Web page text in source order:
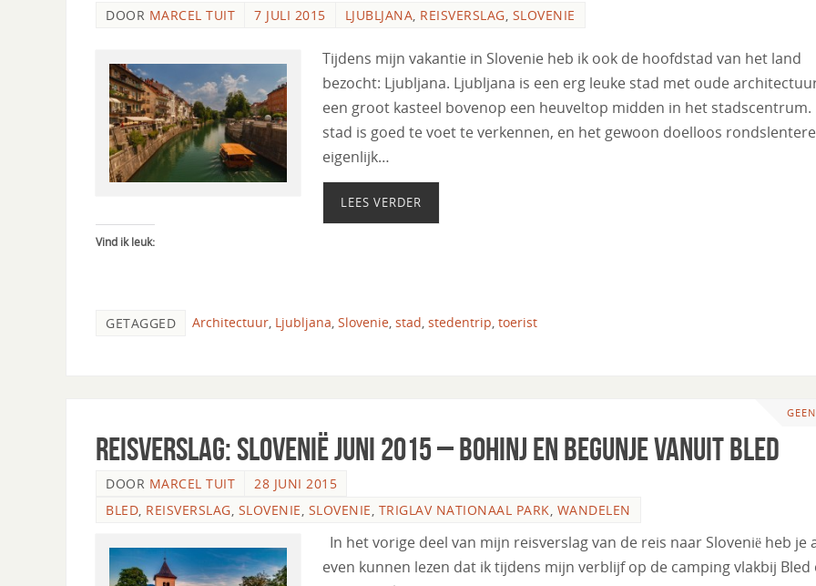
DOOR MARCEL TUIT 7 JULI 2015 LJUBLJANA, REISVERSLAG, SLOVENIE
Tijdens mijn vakantie in Slovenie heb ik ook de hoofdstad van het land
bezocht: Ljubljana. Ljubljana is een erg leuke stad met oude
een groot kasteel bovenop een heuveltop midden in het stadscentrum.
stad is goed te voet te verkennen, en het gewoon doelloos
eigenlijk…
LEES VERDER
Vind ik leuk:
GETAGGED Architectuur Ljubljana Slovenie stad stedentrip toerist
Reisverslag: Slovenië Juni 2015 – Bohinj en Begunje vanuit Bled
DOOR MARCEL TUIT
28 JUNI 2015
BLED, REISVERSLAG, SLOVENIE, SLOVENIE, TRIGLAV NATIONAAL PARK, WANDELEN
In het vorige deel van mijn reisverslag van de reis naar Slovenië heb je
even kunnen lezen dat ik tijdens mijn verblijf op de camping vlakbij Bled